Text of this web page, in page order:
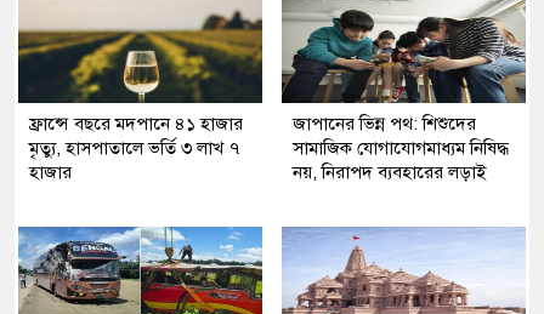
ফ্রান্সে বছরে মদপানে ৪১ হাজার
মৃত্যু, হাসপাতালে ভর্তি ৩ লাখ ৭
হাজার
জাপানের ভিন্ন পথ: শিশুদের
সামাজিক যোগাযোগমাধ্যম নিষিদ্ধ
নয়, নিরাপদ ব্যবহারের লড়াই